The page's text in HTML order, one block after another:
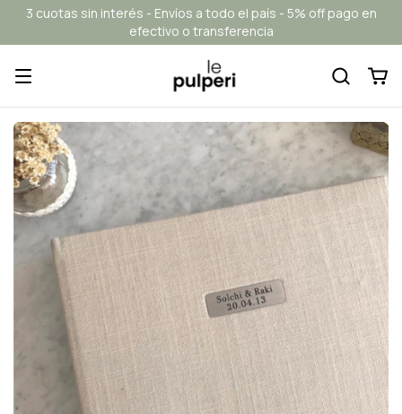
3 cuotas sin interés - Envíos a todo el país - 5% off pago en
efectivo o transferencia